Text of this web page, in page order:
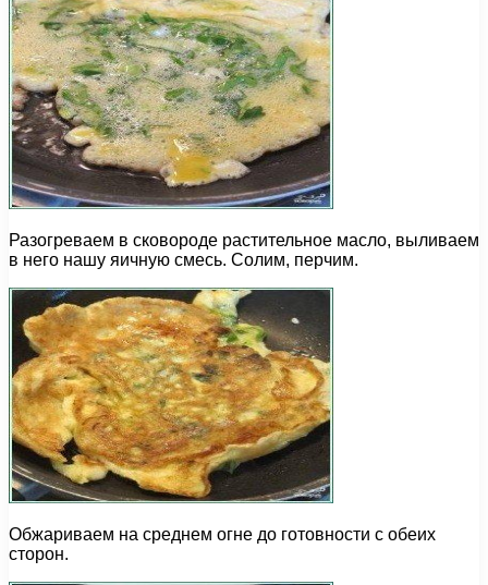
Разогреваем в сковороде растительное масло, выливаем
в него нашу яичную смесь. Солим, перчим.
Обжариваем на среднем огне до готовности с обеих
сторон.